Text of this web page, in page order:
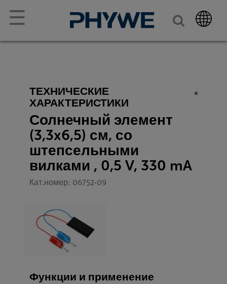
☰
ТЕХНИЧЕСКИЕ
ХАРАКТЕРИСТИКИ
Солнечный элемент
(3,3x6,5) см, со
штепсельными
вилками , 0,5 V, 330 mA
Кат.номер: 06752-09
Функции и применение